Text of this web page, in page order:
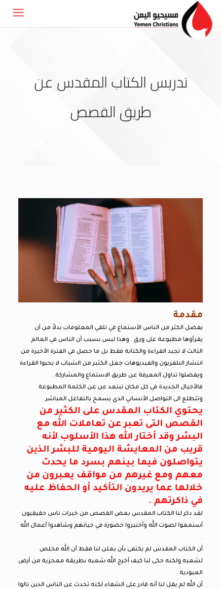
تدريس الكتاب المقدس عن
طريق القصص
مقدمة
يفضل الكثر من الناس الأستماع في تلقي المعلومات بدلاً من أن
يقرأوها مطبوعة على ورق . وهذا ليس بسبب أن الناس في العالم
الثالث لا تجيد القراءة والكتابة فقط بل ما حصل في الفترة الأخيرة من
انتشار النلفزيون والفيديوهات جعل الكثير من الشباب لا يحبوا القراءة
ويفضلوا تداول المعرفة عن طريق الاستماع والمشاركة .
فالأجيال الجديدة في كل مكان تبتعد عن عن الكلمة المطبوعة
وتتطلع الى التواصل الأنساني الذي يسمح بالتفاعل المباشر .
يحتوي الكتاب المقدس على الكثير من
القصص التى تعبر عن تعاملات الله مع
البشر وقد أختار الله هذا الأسلوب لأنه
قريب من المعايشة اليومية للبشر الذين
يتواصلون فيما بينهم بسرد ما يحدث
معهم ومع غيرهم من مواقف يعبرون من
خلالها عما يريدون التأكيد أو الحفاظ عليه
في ذاكرتهم .
لقد دكر لنا الكتاب المقدس بعض القصص من خبرات ناس حقيقيون
أستمعوا لصوت الله وأختبروا حضورة في حياتهم وشاهدوا أعمال الله
.
أن الكتاب المقدس لم يكتفى بأن يعلن لنا فقط أن الله مخلص
لشعبه ولكنه حكى لنا كيف أخرج الله شعبه بطريقة معجزية من أرض
العبودية .
أن الله لم يقل لنا أنه قادر على الشفاء لكنه تحدث عن الناس الذين نالوا